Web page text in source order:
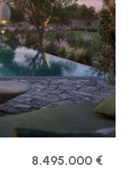
8.495.000 €